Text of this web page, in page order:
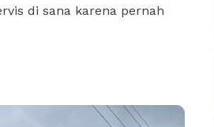
di sana karena pernah